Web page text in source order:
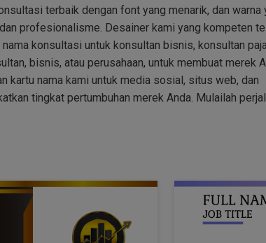
terbaik dengan font yang menarik, dan warna
profesionalisme. Desainer kami yang kompeten
konsultasi untuk konsultan bisnis, konsultan
bisnis, atau perusahaan, untuk membuat merek
kartu nama kami untuk media sosial, situs web, dan
tingkat pertumbuhan merek Anda. Mulailah